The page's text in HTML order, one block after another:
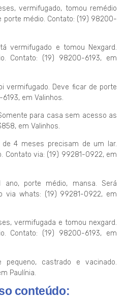
vermifugado, tomou remédio
porte médio. Contato: (19) 98200-
vermifugado e tomou Nexgard.
Contato: (19) 98200-6193, em
vermifugado. Deve ficar de porte
em Valinhos.
para casa sem acesso as
em Valinhos.
4 meses precisam de um lar.
Contato via: (19) 99281-0922, em
porte médio, mansa. Será
via whats: (19) 99281-0922, em
vermifugada e tomou nexgard.
Contato: (19) 98200-6193, em
castrado e vacinado.
Paulínia.
conteúdo: